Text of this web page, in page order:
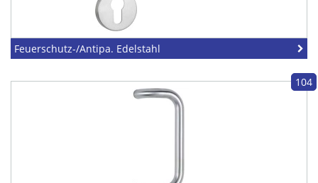
Feuerschutz-/Antipa. Edelstahl
104